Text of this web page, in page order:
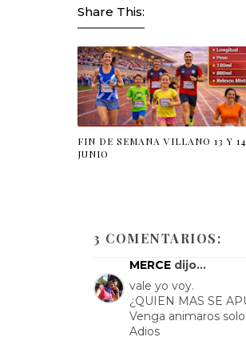
Share This:
FIN DE SEMANA VILLANO 13 Y
JUNIO
3 COMENTARIOS:
MERCE dijo...
vale yo voy.
¿QUIEN MAS SE
Venga animaros
Adios